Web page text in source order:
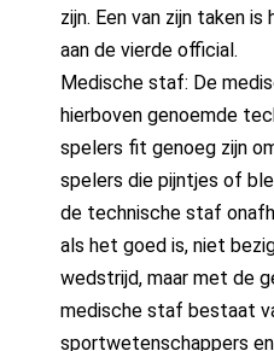
zijn. Een van zijn taken
aan de vierde official.
Medische staf: De
hierboven genoemde
spelers fit genoeg zijn
spelers die pijntjes of
de technische staf
als het goed is, niet
wedstrijd, maar met de
medische staf bestaat
sportwetenschappers